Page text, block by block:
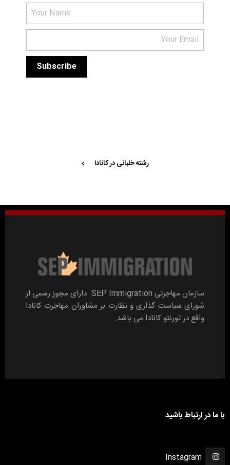
رشته خلبانی در کانادا
سازمان مهاجرتی SEP Immigration دارای مجوز رسمی از
شورای سیاست گذاری و نظارت بر مشاوران مهاجرت کانادا
واقع در تورنتو کانادا می باشد.
با ما در ارتباط باشید
Instagram